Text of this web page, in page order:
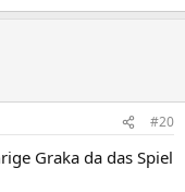
#20
Graka da das Spiel